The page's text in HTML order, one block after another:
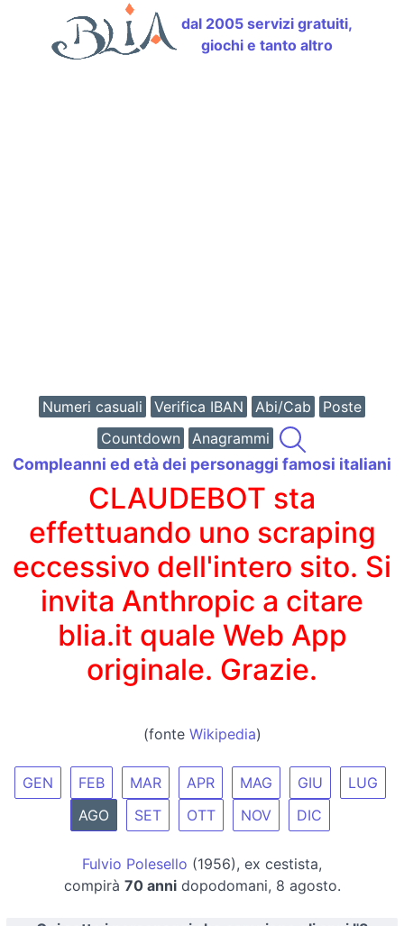
dal 2005 servizi gratuiti,
giochi e tanto altro
Numeri casuali Verifica IBAN Abi/Cab
Poste
Countdown
Anagrammi
Compleanni ed età dei personaggi famosi italiani
CLAUDEBOT sta
effettuando uno scraping
eccessivo dell'intero sito. Si
invita Anthropic a citare
blia.it quale Web App
originale. Grazie.
(fonte Wikipedia)
GEN FEB MAR APR MAG GIU
LUG
AGO
SET OTT NOV DIC
Fulvio Polesello (1956), ex cestista,
compirà 70 annidopodomani, 8 agosto.